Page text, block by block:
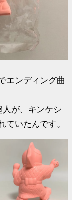
エンディング曲
が、キンケシ
ていたんです。